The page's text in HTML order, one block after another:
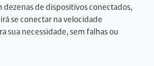
dezenas de dispositivos conectados,
se conectar na velocidade
sua necessidade, sem falhas ou